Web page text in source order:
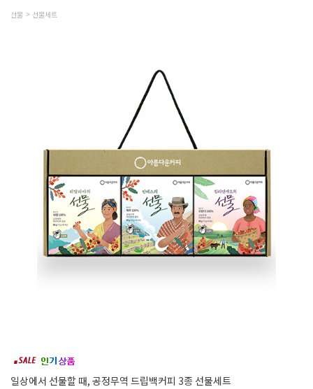
선물 선물세트
일상에서 선물할 때, 공정무역 드립백커피 3종 선물세트